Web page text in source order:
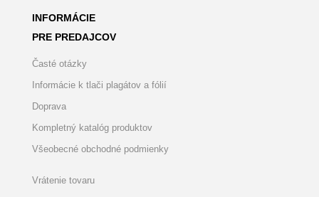
INFORMÁCIE
PRE PREDAJCOV
Časté otázky
Informácie k tlači plagátov a fólií
Doprava
Kompletný katalóg produktov
Všeobecné obchodné podmienky
Vrátenie tovaru